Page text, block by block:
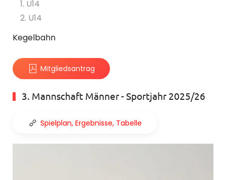
1. U14
2. U14
Kegelbahn
Mitgliedsantrag
3. Mannschaft Männer - Sportjahr 2025/26
Spielplan, Ergebnisse, Tabelle